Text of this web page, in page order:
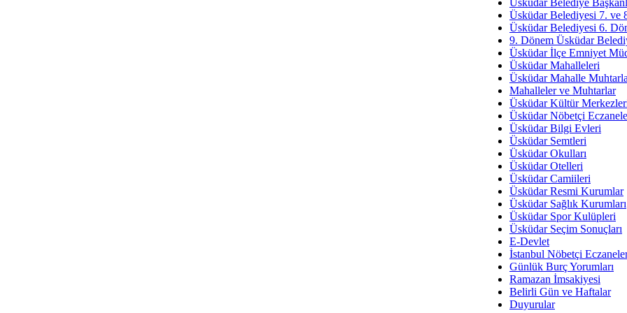
İmar Sorunlarının Genel
Arakan
Bayramın
Ruhsal
Üsküdar
Üsküdar Belediye
Üsküdar Belediyesi 7. ve
Üsküdar Belediyesi 6.
9. Dönem Üsküdar
Üsküdar İlçe Emniyet
Üsküdar Mahalleleri
Üsküdar Mahalle
Mahalleler ve Muhtarlar
Üsküdar Kültür
Üsküdar Nöbetçi
Üsküdar Bilgi Evleri
Üsküdar Semtleri
Üsküdar Okulları
Üsküdar Otelleri
Üsküdar Camiileri
Üsküdar Resmi Kurumlar
Üsküdar Sağlık Kurumları
Üsküdar Spor Kulüpleri
Üsküdar Seçim Sonuçları
E-Devlet
İstanbul Nöbetçi
Günlük Burç Yorumları
Ramazan İmsakiyesi
Belirli Gün ve Haftalar
Duyurular